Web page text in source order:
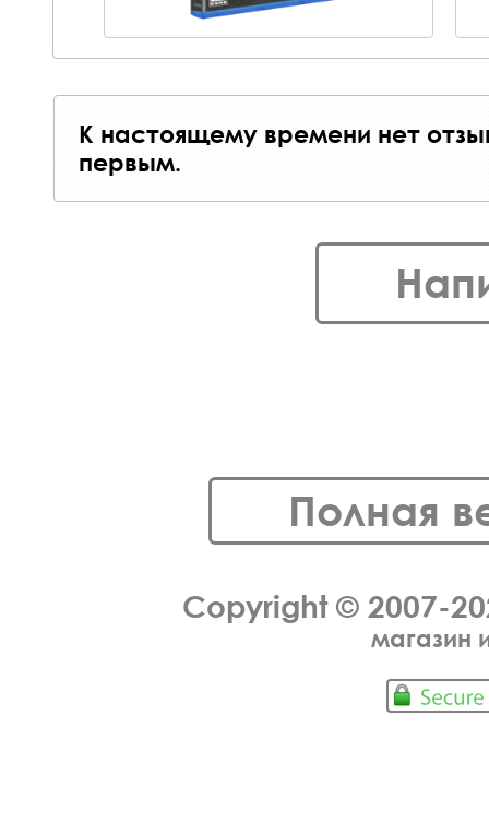
К настоящему времени нет
первым.
Полная
Copyright © 2007-
магазин